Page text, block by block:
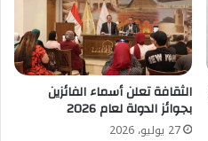
الثقافة تعلن أسماء الفائزين
بجوائز الدولة لعام 2026
27 يوليو، 2026